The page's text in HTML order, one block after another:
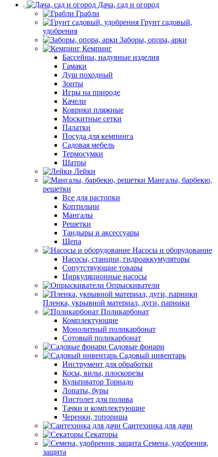
Дача, сад и огород
Грабли
Грунт садовый,
удобрения
Заборы, опора, арки
Кемпинг
Бассейны, надувные изделия
Гамаки
Душ походный
Зонты
Игры на природе
Качели
Коврики пляжные
Москитные сетки
Палатки
Посуда для кемпинга
Садовая мебель
Термосумки
Шатры
Лейки
Мангалы, барбекю,
решетки
Все для растопки
Коптильни
Мангалы
Решетки
Тандыры и аксессуары
Щепа
Насосы и оборудование
Насосы, станции, гидроаккумуляторы
Сопутствующие товары
Циркуляционные насосы
Опрыскиватели
Пленка, укрывной материал, дуги, парники
Поликарбонат
Комплектующие
Монолитный поликарбонат
Сотовый поликарбонат
Садовые фонари
Садовый инвентарь
Инструмент для обработки
Косы, вилы, плоскорезы
Культиватор Торнадо
Лопаты, буры
Пистолет для полива
Тачки и комплектующие
Черенки, топорища
Сантехника для дачи
Секаторы
Семена, удобрения,
защита